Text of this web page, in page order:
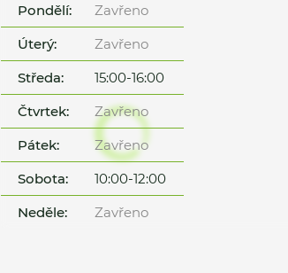
Pondělí:
Zavřeno
Úterý:
Zavřeno
Středa:
15:00-16:00
Čtvrtek:
Zavřeno
Pátek:
Zavřeno
Sobota:
10:00-12:00
Neděle:
Zavřeno